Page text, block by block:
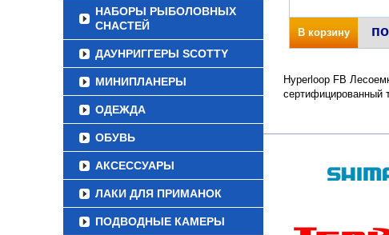
НАБОРЫ РЫБОЛОВНЫХ
СНАСТЕЙ
ДАУНРИГГЕРЫ SCOTTY
МИНИПЛАНЕРЫ
ОДЕЖДА
ОБУВЬ
АКСЕССУАРЫ
ЛАКИ ДЛЯ ПРИМАНОК
ПОДВОДНЫЕ КАМЕРЫ
В корзину
Hyperloop FB
сертифицированный